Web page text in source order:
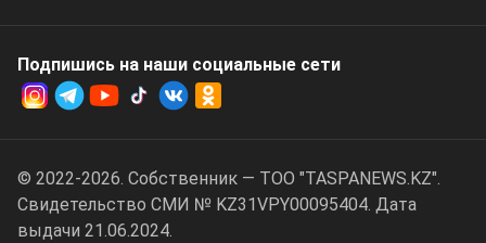
Подпишись на наши социальные cети
© 2022-2026. Собственник — ТОО "TASPANEWS.KZ".
Cвидетельство СМИ № KZ31VPY00095404. Дата
выдачи 21.06.2024.